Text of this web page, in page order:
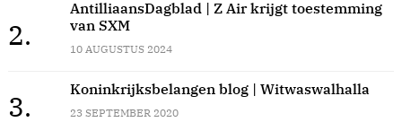
2.
AntilliaansDagblad | Z Air krijgt toestemming
van SXM
10 AUGUSTUS 2024
3.
Koninkrijksbelangen blog | Witwaswalhalla
23 SEPTEMBER 2020